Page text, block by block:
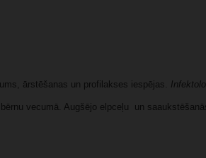
ārstēšanas un profilakses iespējas.
vecumā. Augšējo elpceļu un